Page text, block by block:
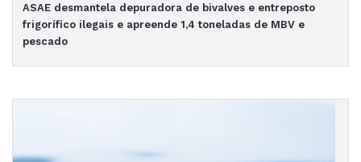
ASAE desmantela depuradora de bivalves e entreposto
frigorífico ilegais e apreende 1,4 toneladas de MBV e
pescado